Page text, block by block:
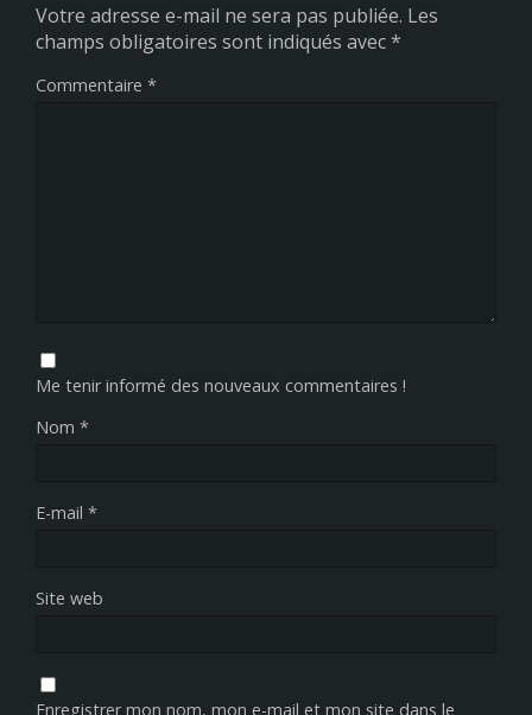
Votre adresse e-mail ne sera pas publiée. Les
champs obligatoires sont indiqués avec*
Commentaire *
Me tenir informé des nouveaux commentaires !
Nom *
E-mail *
Site web
Enregistrer mon nom, mon e-mail et mon site dans le